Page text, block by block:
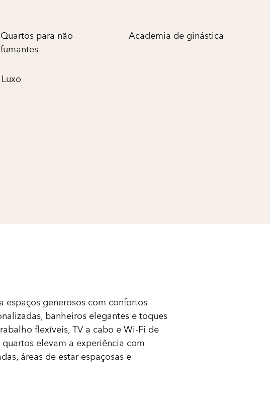
Quartos para não
fumantes
Academia de ginástica
Luxo
espaços generosos com confortos
banheiros elegantes e toques
flexíveis, TV a cabo e Wi-Fi de
elevam a experiência com
áreas de estar espaçosas e